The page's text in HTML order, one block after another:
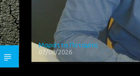
Μαριέττα Ποταμίτη
07/08/2026